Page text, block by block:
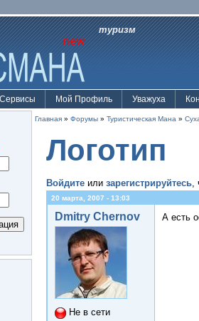
туризм
Сервисы Мой Профиль Уважуха
Главная » Форумы » Туристическая Мана »
Логотип
Войдите или зарегистрируйтесь,
20 марта, 2007 - 13:03
Dmitry Chernov
Не в сети
А есть